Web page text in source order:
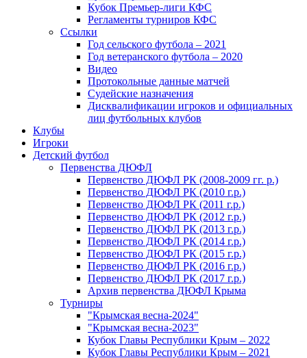
Кубок Премьер-лиги КФС
Регламенты турниров КФС
Ссылки
Год сельского футбола – 2021
Год ветеранского футбола – 2020
Видео
Протокольные данные матчей
Судейские назначения
Дисквалификации игроков и официальных
лиц футбольных клубов
Клубы
Игроки
Детский футбол
Первенства ДЮФЛ
Первенство ДЮФЛ РК (2008-2009 гг. р.)
Первенство ДЮФЛ РК (2010 г.р.)
Первенство ДЮФЛ РК (2011 г.р.)
Первенство ДЮФЛ РК (2012 г.р.)
Первенство ДЮФЛ РК (2013 г.р.)
Первенство ДЮФЛ РК (2014 г.р.)
Первенство ДЮФЛ РК (2015 г.р.)
Первенство ДЮФЛ РК (2016 г.р.)
Первенство ДЮФЛ РК (2017 г.р.)
Архив первенства ДЮФЛ Крыма
Турниры
"Крымская весна-2024"
"Крымская весна-2023"
Кубок Главы Республики Крым – 2022
Кубок Главы Республики Крым – 2021